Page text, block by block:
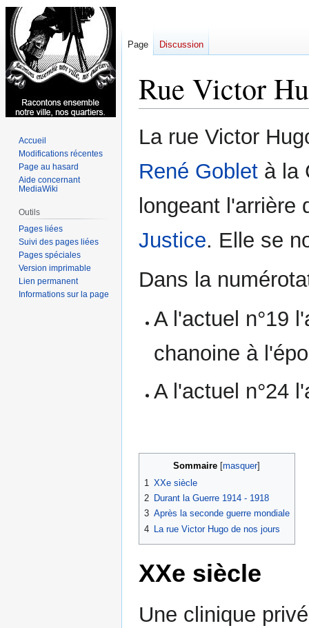
Rue Victor
Aller
à
navigation
Aller
à
recherche
La rue Victor
René Goblet à la
longeant l'arrière
Justice. Elle se
Dans la
A l'actuel n°19
chanoine à
A l'actuel n°24
Sommaire
1 XXe siècle
2 Durant la Guerre 1914 - 1918
3 Après la seconde guerre mondiale
4 La rue Victor Hugo de nos jours
XXe siècle
Une clinique
Page Discussion
Accueil
Modifications récentes
Page au hasard
Aide concernant
MediaWiki
Outils
Pages liées
Suivi des pages liées
Pages spéciales
Version imprimable
Lien permanent
Informations sur la page